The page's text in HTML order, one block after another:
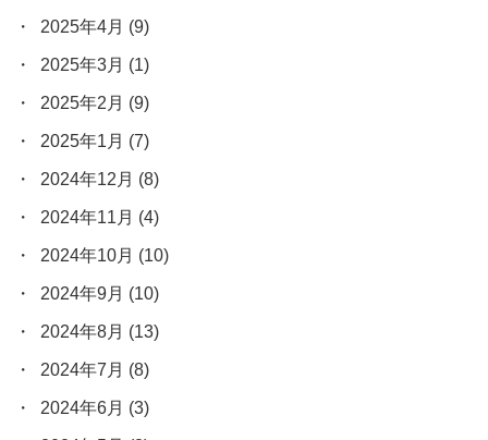
2025年4月 (9)
2025年3月 (1)
2025年2月 (9)
2025年1月 (7)
2024年12月 (8)
2024年11月 (4)
2024年10月 (10)
2024年9月 (10)
2024年8月 (13)
2024年7月 (8)
2024年6月 (3)